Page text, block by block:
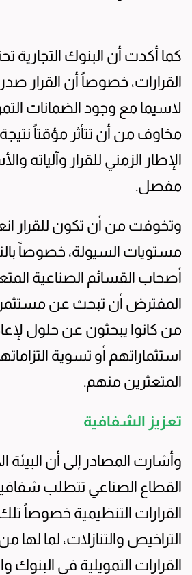
كما أكدت أن البنوك التجارية
القرارات، خصوصاً أن القرار
لاسيما مع وجود الضمانات
مخاوف من أن تتأثر مؤقتاً
الإطار الزمني للقرار وآلياته
مفصل.
وتخوفت من أن تكون للقرار
مستويات السيولة، خصوصاً
أصحاب القسائم الصناعية
المفترض أن تبحث عن
من كانوا يبحثون عن حلول
استثماراتهم أو تسوية
المتعثرين منهم.
تعزيز الشفافية
وأشارت المصادر إلى أن البيئة
القطاع الصناعي تتطلب
القرارات التنظيمية خصوصاً
التراخيص والتنازلات، لما لها
القرارات التمويلية في البنوك